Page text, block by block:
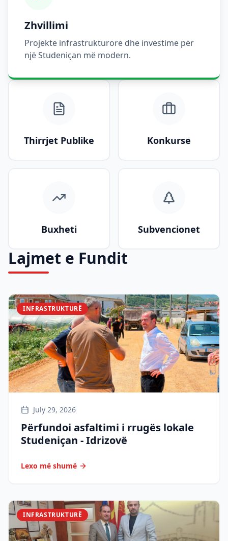
Zhvillimi
Projekte infrastrukturore dhe investime për
një Studeniçan më modern.
Thirrjet Publike Konkurse
Buxheti Subvencionet
Lajmet e Fundit
INFRASTRUKTURË
July 29, 2026
Përfundoi asfaltimi i rrugës lokale
Studeniçan - Idrizovë
Lexo më shumë
INFRASTRUKTURË